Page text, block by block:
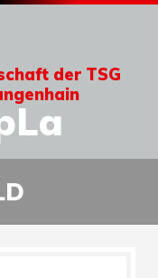
der TSG